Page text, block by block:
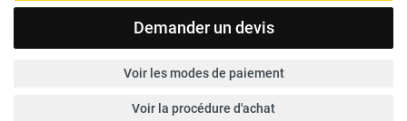
Demander un devis
Voir les modes de paiement
Voir la procédure d'achat